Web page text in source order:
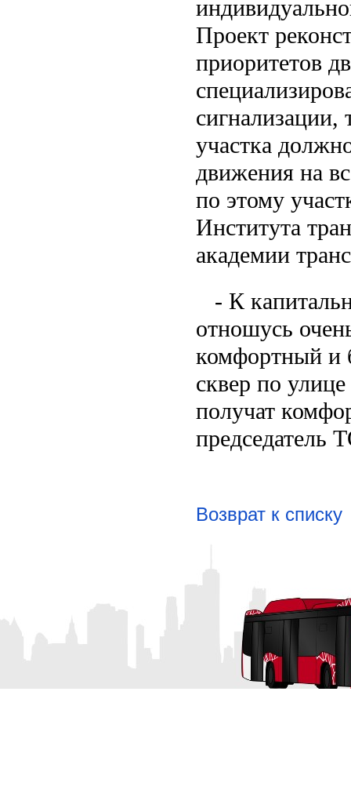
Проект
приоритетов
сигнализации,
участка
движения на
по этому
Института
академии
- К
отношусь
комфортный и
сквер по
получат
председатель
Возврат к списку